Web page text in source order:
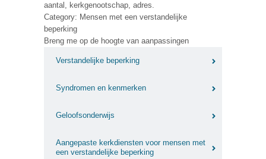
aantal, kerkgenootschap, adres.
Category: Mensen met een verstandelijke
beperking
Breng me op de hoogte van aanpassingen
Verstandelijke beperking
Syndromen en kenmerken
Geloofsonderwijs
Aangepaste kerkdiensten voor mensen met
een verstandelijke beperking